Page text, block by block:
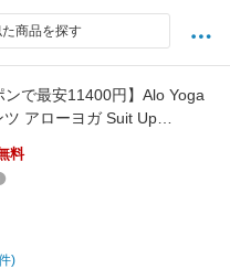
商品を探す
ンで最安11400円】Alo Yoga
ツ アローヨガ Suit Up
ンバサダー メンズ レディー
ニセックス
料
)